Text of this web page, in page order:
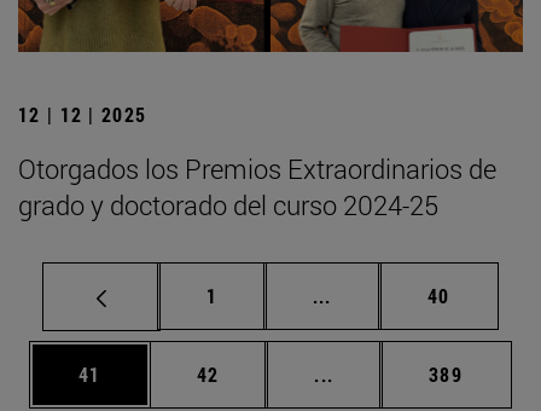
12 | 12 | 2025
Otorgados los Premios Extraordinarios de
grado y doctorado del curso 2024-25
Página
1 ... Páginas intermedias
Página
40
Página
41 Página
42 ... Páginas intermedias
Página
389